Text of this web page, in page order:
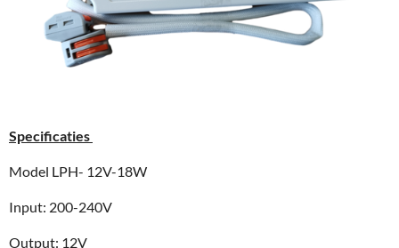
Specificaties
Model LPH- 12V-18W
Input: 200-240V
Output: 12V